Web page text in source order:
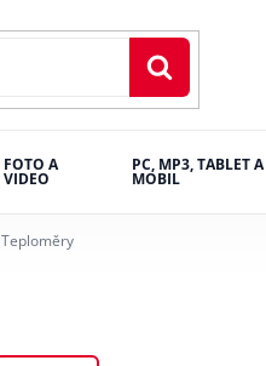
FOTO A
VIDEO
PC, MP3, TABLET A
MOBIL
Teploměry